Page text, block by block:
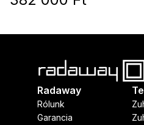
Radaway
Rólunk
Garancia